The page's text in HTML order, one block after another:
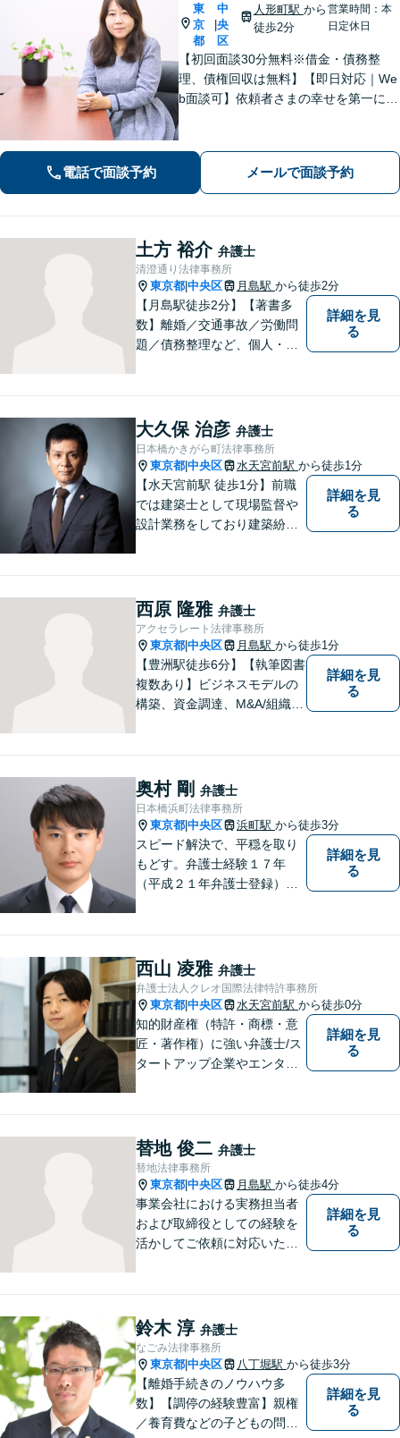
東
京
都
|
中
央
区
人形町駅 から
徒歩2分
営業時間：本
日定休日
【初回面談30分無料※借金・債務整
理、債権回収は無料】【即日対応｜We
b面談可】依頼者さまの幸せを第一に考
心がけております。遠慮なくお気軽に
ご相談ください【休日・夜間面談可】
電話で面談予約 メールで面談予約
土方 裕介 弁護士
清澄通り法律事務所
東京都 中央区 月島駅 から徒歩2分
【月島駅徒歩2分】【著書多
数】離婚／交通事故／労働問
題／債務整理など、個人・法
「リーズナブルな費用で高品
質な法的サービス」を目指し
ます。
詳細を見
る
大久保 治彦 弁護士
日本橋かきがら町法律事務所
東京都 中央区 水天宮前駅 から徒歩1分
【水天宮前駅 徒歩1分】前職
では建築士として現場監督や
設計業務をしており建築紛争
のために、広く開かれた法律
事務所を目指しております。
詳細を見
る
西原 隆雅 弁護士
アクセラレート法律事務所
東京都 中央区 月島駅 から徒歩1分
【豊洲駅徒歩6分】【執筆図書
複数あり】ビジネスモデルの
構築、資金調達、M&A/組織再
談ください。
詳細を見
る
奥村 剛 弁護士
日本橋浜町法律事務所
東京都 中央区 浜町駅 から徒歩3分
スピード解決で、平穏を取り
もどす。弁護士経験１７年
（平成２１年弁護士登録）。
す。 浜町駅から徒歩３分。夜
間休日対応、オンライン相談
可。女性弁護士も在籍。
詳細を見
る
西山 凌雅 弁護士
弁護士法人クレオ国際法律特許事務所
東京都 中央区 水天宮前駅 から徒歩0分
知的財産権（特許・商標・意
匠・著作権）に強い弁護士/ス
タートアップ企業やエンター
詳細を見
る
替地 俊二 弁護士
替地法律事務所
東京都 中央区 月島駅 から徒歩4分
事業会社における実務担当者
および取締役としての経験を
活かしてご依頼に対応いたし
詳細を見
る
鈴木 淳 弁護士
なごみ法律事務所
東京都 中央区 八丁堀駅 から徒歩3分
【離婚手続きのノウハウ多
数】【調停の経験豊富】親権
／養育費などの子どもの問題
詳細を見
る